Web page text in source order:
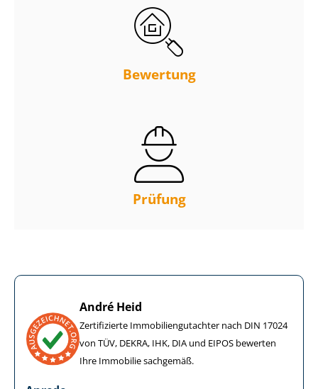
Bewertung
Prüfung
André Heid
Zertifizierte Im­mo­bi­li­en­gut­ach­ter nach DIN 17024
von TÜV, DEKRA, IHK, DIA und EIPOS bewerten
Ihre Immobilie sachgemäß.